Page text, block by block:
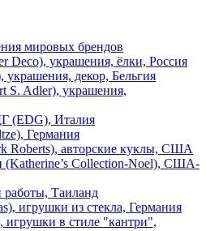
мировых брендов
Deco), украшения, ёлки, Россия
декор, Бельгия
S. Adler), украшения,
(EDG), Италия
Германия
Roberts), авторские куклы, США
(Katherine’s Collection-Noel), США-
Таиланд
игрушки из стекла, Германия
игрушки в стиле "кантри",